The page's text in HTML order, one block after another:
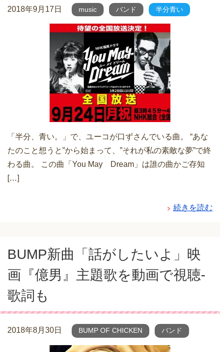
2018年9月17日 music バンド 半分青い
「半分、青い。」で、ユーコが口ずさんでいる曲。 “あな
たのこと想うと”から始まって、”それが私の素敵な夢”で終
わる曲。 この曲「You May Dream」は誰の曲かご存知
[…]
続きを読む
BUMP新曲「話がしたいよ」映
画『億男』主題歌を動画で視聴-
歌詞も
2018年8月30日 BUMP OF CHICKEN バンド